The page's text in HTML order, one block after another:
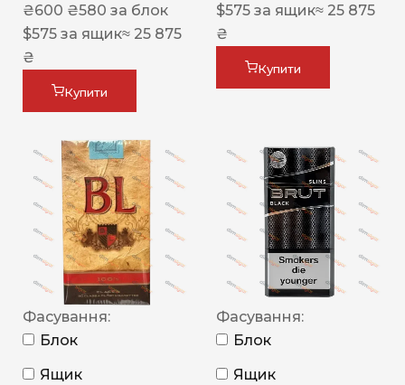
₴600 ₴580 за блок
$575 за ящик≈ 25 875
₴
Купити
$575 за ящик≈ 25 875
₴
Купити
Фасування:
Блок
Ящик
Фасування:
Блок
Ящик